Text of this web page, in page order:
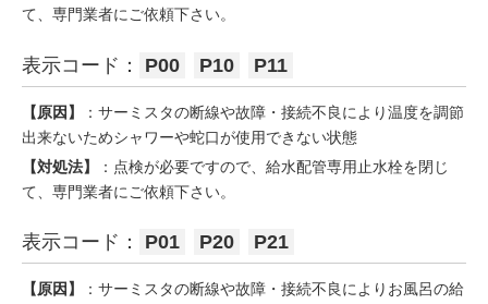
て、専門業者にご依頼下さい。
表示コード： P00 P10 P11
【原因】
：サーミスタの断線や故障・接続不良により温度を調節
出来ないためシャワーや蛇口が使用できない状態
【対処法】
：点検が必要ですので、給水配管専用止水栓を閉じ
て、専門業者にご依頼下さい。
表示コード： P01 P20 P21
【原因】
：サーミスタの断線や故障・接続不良によりお風呂の給